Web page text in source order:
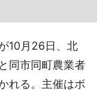
10月26日、北
同市同町農業者
れる。主催はボ